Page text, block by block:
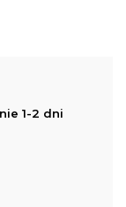
1-2 dni